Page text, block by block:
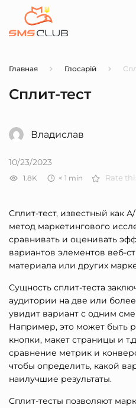
Главная Глосарій
Сплит-тест
Владислав
10/23/2023
1.8K < 1 min Rate
Сплит-тест, известный как
метод маркетингового
сравнивать и оценивать
вариантов элементов веб-
материала или других
Сущность сплит-теста
аудитории на две или
увидит вариант с одним
Например, это может быть
кнопки, макет страницы и
сравнение метрик и
чтобы определить, какой
наилучшие результаты.
Сплит-тесты позволяют